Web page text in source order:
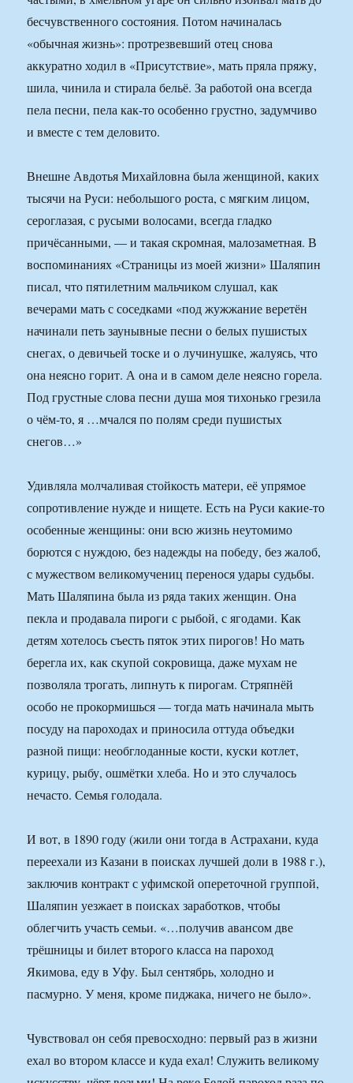
бесчувственного состояния. Потом начиналась
«обычная жизнь»: протрезвевший отец снова
аккуратно ходил в «Присутствие», мать пряла пряжу,
шила, чинила и стирала бельё. За работой она всегда
пела песни, пела как-то особенно грустно, задумчиво
и вместе с тем деловито.
Внешне Авдотья Михайловна была женщиной, каких
тысячи на Руси: небольшого роста, с мягким лицом,
сероглазая, с русыми волосами, всегда гладко
причёсанными, — и такая скромная, малозаметная. В
воспоминаниях «Страницы из моей жизни» Шаляпин
писал, что пятилетним мальчиком слушал, как
вечерами мать с соседками «под жужжание веретён
начинали петь заунывные песни о белых пушистых
снегах, о девичьей тоске и о лучинушке, жалуясь, что
она неясно горит. А она и в самом деле неясно горела.
Под грустные слова песни душа моя тихонько грезила
о чём-то, я …мчался по полям среди пушистых
снегов…»
Удивляла молчаливая стойкость матери, её упрямое
сопротивление нужде и нищете. Есть на Руси какие-то
особенные женщины: они всю жизнь неутомимо
борются с нуждою, без надежды на победу, без жалоб,
с мужеством великомучениц перенося удары судьбы.
Мать Шаляпина была из ряда таких женщин. Она
пекла и продавала пироги с рыбой, с ягодами. Как
детям хотелось съесть пяток этих пирогов! Но мать
берегла их, как скупой сокровища, даже мухам не
позволяла трогать, липнуть к пирогам. Стряпнёй
особо не прокормишься — тогда мать начинала мыть
посуду на пароходах и приносила оттуда объедки
разной пищи: необглоданные кости, куски котлет,
курицу, рыбу, ошмётки хлеба. Но и это случалось
нечасто. Семья голодала.
И вот, в 1890 году (жили они тогда в Астрахани, куда
переехали из Казани в поисках лучшей доли в 1988 г.),
заключив контракт с уфимской опереточной группой,
Шаляпин уезжает в поисках заработков, чтобы
облегчить участь семьи. «…получив авансом две
трёшницы и билет второго класса на пароход
Якимова, еду в Уфу. Был сентябрь, холодно и
пасмурно. У меня, кроме пиджака, ничего не было».
Чувствовал он себя превосходно: первый раз в жизни
ехал во втором классе и куда ехал! Служить великому